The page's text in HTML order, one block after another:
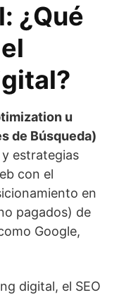
¿Qué
u
de Búsqueda)
estrategias
con el
en
pagados) de
Google,
digital, el SEO